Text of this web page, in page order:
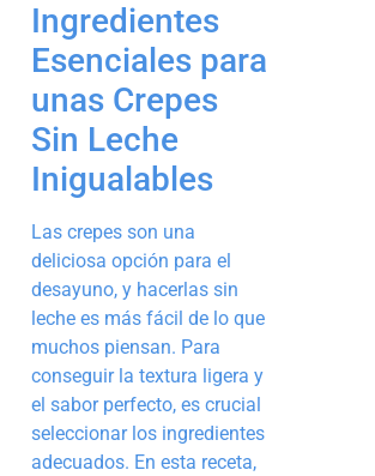
Ingredientes
Esenciales para
unas Crepes
Sin Leche
Inigualables
Las crepes son una
deliciosa opción para el
desayuno, y hacerlas sin
leche es más fácil de lo que
muchos piensan. Para
conseguir la textura ligera y
el sabor perfecto, es crucial
seleccionar los ingredientes
adecuados. En esta receta,